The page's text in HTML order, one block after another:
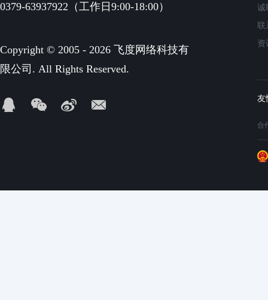
0379-63937922（工作日9:00-18:00）
Copyright © 2005 - 2026 飞度网络科技有
限公司. All Rights Reserved.
诚
联
资
合